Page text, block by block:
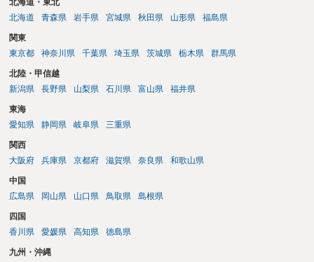
北海道・東北
北海道
青森県 岩手県 宮城県 秋田県 山形県 福島県
関東
東京都
神奈川県 千葉県 埼玉県 茨城県 栃木県 群馬県
北陸・甲信越
新潟県
長野県 山梨県 石川県 富山県 福井県
東海
愛知県
静岡県 岐阜県 三重県
関西
大阪府
兵庫県 京都府 滋賀県 奈良県 和歌山県
中国
広島県
岡山県 山口県 鳥取県 島根県
四国
香川県
愛媛県 高知県 徳島県
九州・沖縄